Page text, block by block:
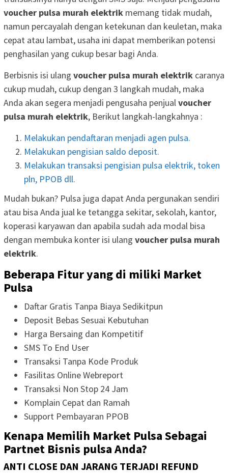
voucher pulsa murah elektrik memang tidak mudah,
namun percayalah dengan ketekunan dan keuletan, maka
cepat atau lambat, usaha ini dapat memberikan potensi
penghasilan yang cukup besar bagi Anda.
Berbisnis isi ulang voucher pulsa murah elektrik caranya
cukup mudah, cukup dengan 3 langkah mudah, maka
Anda akan segera menjadi pengusaha penjualvoucher
pulsa murah elektrik, Berikut langkah-langkahnya :
Melakukan pendaftaran menjadi agen pulsa.
Melakukan pengisian saldo deposit.
Melakukan transaksi pengisian pulsa elektrik, token
pln, PPOB dll.
Mudah bukan? Pulsa juga dapat Anda pergunakan sendiri
atau bisa Anda jual ke tetangga sekitar, sekolah, kantor,
koperasi karyawan dan apabila sudah ada modal bisa
dengan membuka konter isi ulang voucher pulsa murah
elektrik.
Beberapa Fitur yang di miliki Market
Pulsa
Daftar Gratis Tanpa Biaya Sedikitpun
Deposit Bebas Sesuai Kebutuhan
Harga Bersaing dan Kompetitif
SMS To End User
Transaksi Tanpa Kode Produk
Fasilitas Online Webreport
Transaksi Non Stop 24 Jam
Komplain Cepat dan Ramah
Support Pembayaran PPOB
Kenapa Memilih Market Pulsa Sebagai
Partnet Bisnis pulsa Anda?
ANTI CLOSE DAN JARANG TERJADI REFUND